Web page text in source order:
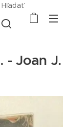
Hľadať
- Joan J.